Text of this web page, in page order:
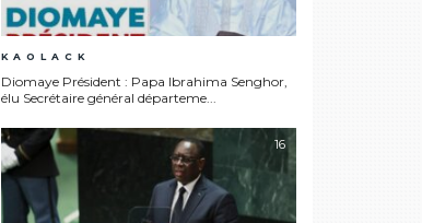
KAOLACK
Diomaye Président : Papa Ibrahima Senghor,
élu Secrétaire général départeme...
16